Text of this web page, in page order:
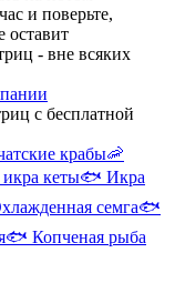
и поверьте,
оставит
- вне всяких
крабы🦐
кеты🐟 Икра
семга🐟
🐟 Копченая рыба